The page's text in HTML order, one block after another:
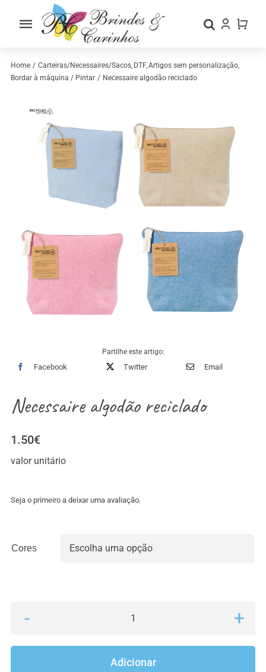
Toggle
Home
Categorias
Contactos
Home Carteiras/Necessaires/Sacos DTF Artigos sem personalização
Bordar à máquina / Pintar
Necessaire algodão reciclado
Partilhe este artigo:
Facebook Twitter Email
Necessaire algodão reciclado
1.50€
valor unitário
Seja o primeiro a deixar uma avaliação.
Cores
Quantidade
Necessaire
Adicionar